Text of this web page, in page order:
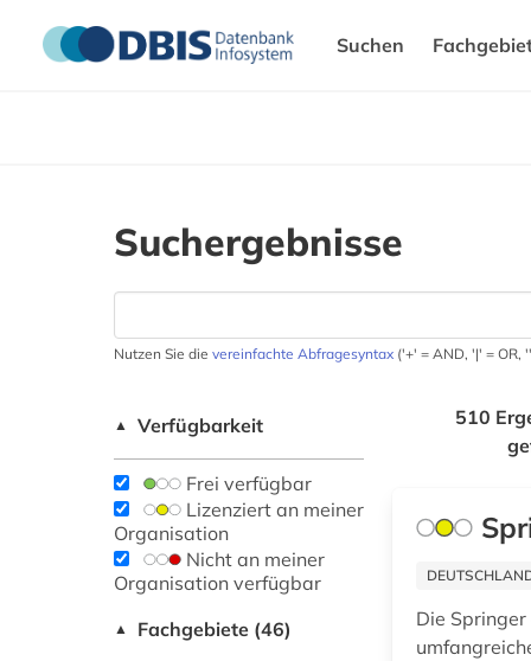
Suchen
Suchergebnisse
Nutzen Sie die vereinfachte Abfragesyntax ('+' = AND, '|' = OR,
▲ Verfügbarkeit
Frei verfügbar
Lizenziert an meiner
Organisation
Nicht an meiner
Organisation verfügbar
▲ Fachgebiete (46)
510
Die